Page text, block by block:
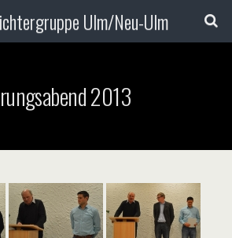
Ulm/Neu-Ulm
2013